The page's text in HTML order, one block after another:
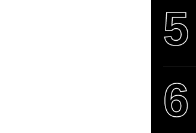
5
6